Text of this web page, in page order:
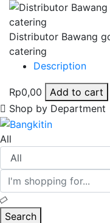
Distributor Bawang
catering
Description
Rp0,00
Add to cart
Shop by Department
All
Search